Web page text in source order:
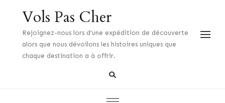
Vols Pas Cher
Rejoignez-nous lors d'une expédition de découverte
alors que nous dévoilons les histoires uniques que
chaque destination a à offrir.